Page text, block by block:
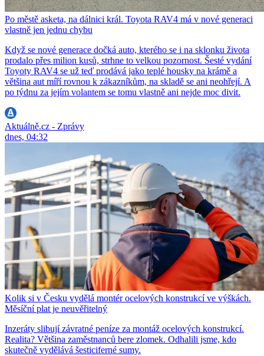
Po městě asketa, na dálnici král. Toyota RAV4 má v nové generaci
vlastně jen jednu chybu
Když se nové generace dočká auto, kterého se i na sklonku života
prodalo přes milion kusů, strhne to velkou pozornost. Šesté vydání
Toyoty RAV4 se už teď prodává jako teplé housky na krámě a
většina aut míří rovnou k zákazníkům, na skladě se ani neohřejí. A
po týdnu za jejím volantem se tomu vlastně ani nejde moc divit.
Aktuálně.cz - Zprávy
dnes, 04:32
Kolik si v Česku vydělá montér ocelových konstrukcí ve výškách.
Měsíční plat je neuvěřitelný
Inzeráty slibují závratné peníze za montáž ocelových konstrukcí.
Realita? Většina zaměstnanců bere zlomek. Odhalili jsme, kdo
skutečně vydělává šesticiferné sumy.